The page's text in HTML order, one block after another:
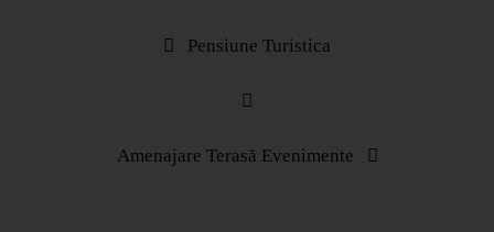
Pensiune Turistica
Amenajare Terasă Evenimente